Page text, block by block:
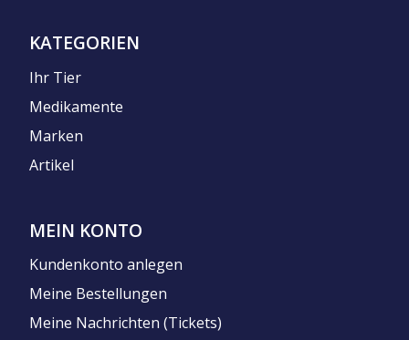
KATEGORIEN
Ihr Tier
Medikamente
Marken
Artikel
MEIN KONTO
Kundenkonto anlegen
Meine Bestellungen
Meine Nachrichten (Tickets)